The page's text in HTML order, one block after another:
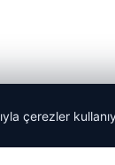
çerezler